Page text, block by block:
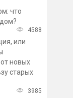
что
4588
или
новых
старых
3985